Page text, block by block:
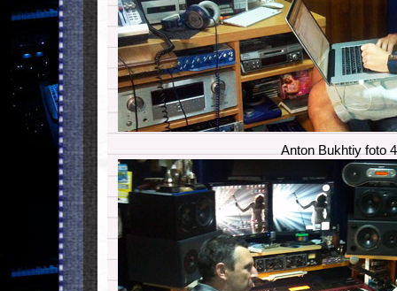
Anton Bukhtiy foto 4